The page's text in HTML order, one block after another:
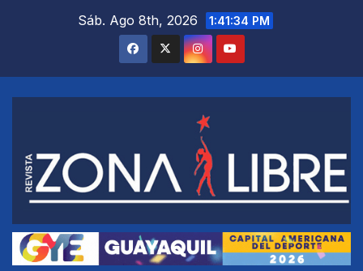
Sáb. Ago 8th, 2026 1:41:35 PM